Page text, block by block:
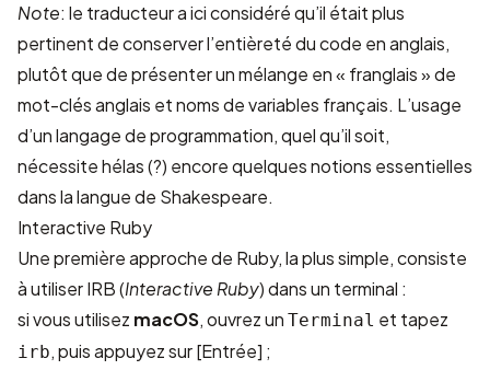
Note: le traducteur a ici considéré qu’il était plus
pertinent de conserver l’entièreté du code en anglais,
plutôt que de présenter un mélange en « franglais» de
mot-clés anglais et noms de variables français. L’usage
d’un langage de programmation, quel qu’il soit,
nécessite hélas (?) encore quelques notions essentielles
dans la langue de Shakespeare.
Interactive Ruby
Une première approche de Ruby, la plus simple, consiste
à utiliser IRB (Interactive Ruby) dans un terminal :
si vous utilisez macOS, ouvrez un Terminal et tapez
irb, puis appuyez sur [Entrée] ;